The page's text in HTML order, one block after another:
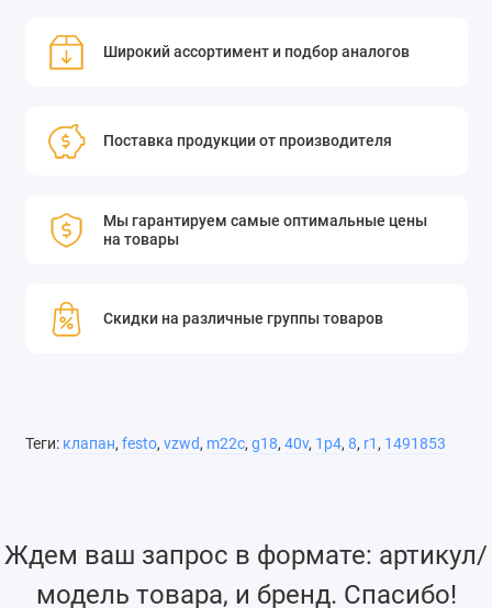
Широкий ассортимент и подбор аналогов
Поставка продукции от производителя
Мы гарантируем самые оптимальные цены
на товары
Скидки на различные группы товаров
Теги: клапан, festo, vzwd, m22c, g18, 40v, 1p4, 8, r1, 1491853
Ждем ваш запрос в формате: артикул/
модель товара, и бренд. Спасибо!